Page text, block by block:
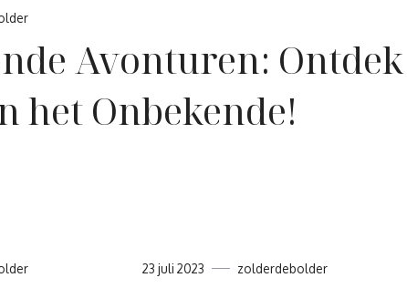
Avonturen:
het Onbekende!
23 juli 2023 zolderdebolder